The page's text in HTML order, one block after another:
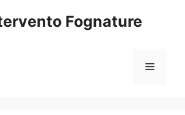
Fognature
Menu